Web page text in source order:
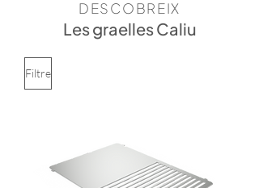
DESCOBREIX
Les graelles Caliu
Filtre